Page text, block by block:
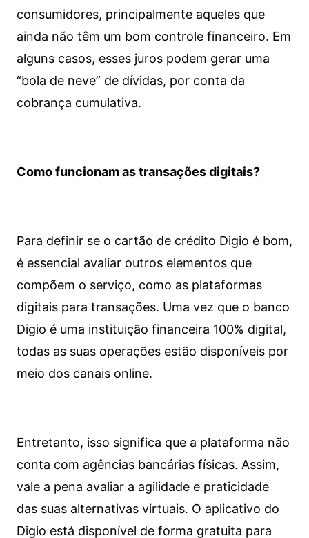
consumidores, principalmente aqueles que
ainda não têm um bom controle financeiro. Em
alguns casos, esses juros podem gerar uma
“bola de neve” de dívidas, por conta da
cobrança cumulativa.
Como funcionam as transações digitais?
Para definir se o cartão de crédito Digio é bom,
é essencial avaliar outros elementos que
compõem o serviço, como as plataformas
digitais para transações. Uma vez que o banco
Digio é uma instituição financeira 100% digital,
todas as suas operações estão disponíveis por
meio dos canais online.
Entretanto, isso significa que a plataforma não
conta com agências bancárias físicas. Assim,
vale a pena avaliar a agilidade e praticidade
das suas alternativas virtuais. O aplicativo do
Digio está disponível de forma gratuita para